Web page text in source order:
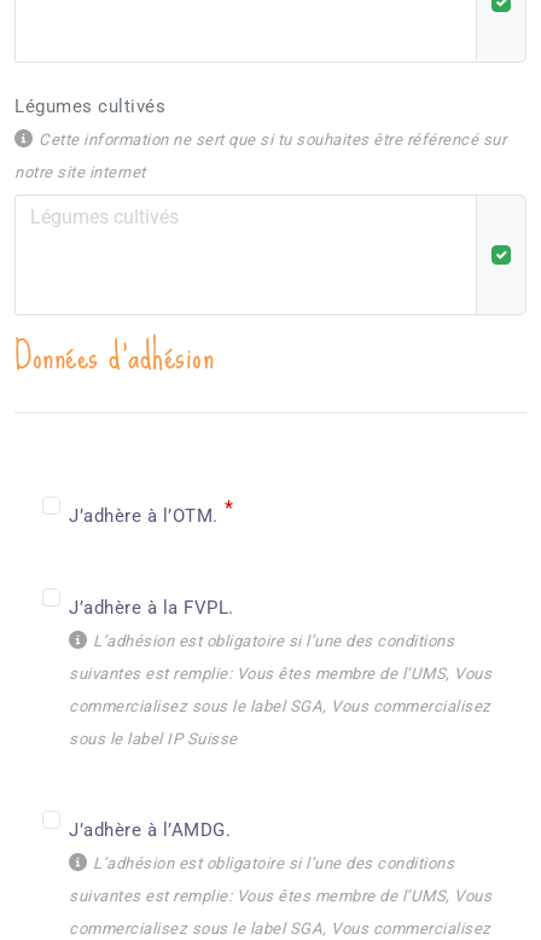
Légumes cultivés
Cette information ne sert que si tu souhaites être référencé sur
notre site internet
Données d'adhésion
J’adhère à l’OTM. *
J’adhère à la FVPL.
L’adhésion est obligatoire si l’une des conditions
suivantes est remplie: Vous êtes membre de l’UMS, Vous
commercialisez sous le label SGA, Vous commercialisez
sous le label IP Suisse
J’adhère à l’AMDG.
L’adhésion est obligatoire si l’une des conditions
suivantes est remplie: Vous êtes membre de l’UMS, Vous
commercialisez sous le label SGA, Vous commercialisez